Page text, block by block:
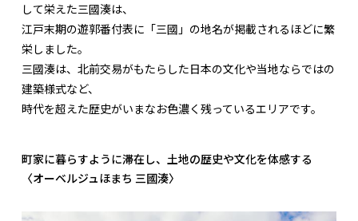
して栄えた三國湊は、
江戸末期の遊郭番付表に「三國」の地名が掲載されるほどに繁
栄しました。
三國湊は、北前交易がもたらした日本の文化や当地ならではの
建築様式など、
時代を超えた歴史がいまなお色濃く残っているエリアです。
町家に暮らすように滞在し、土地の歴史や文化を体感する
〈オーベルジュほまち 三國湊〉